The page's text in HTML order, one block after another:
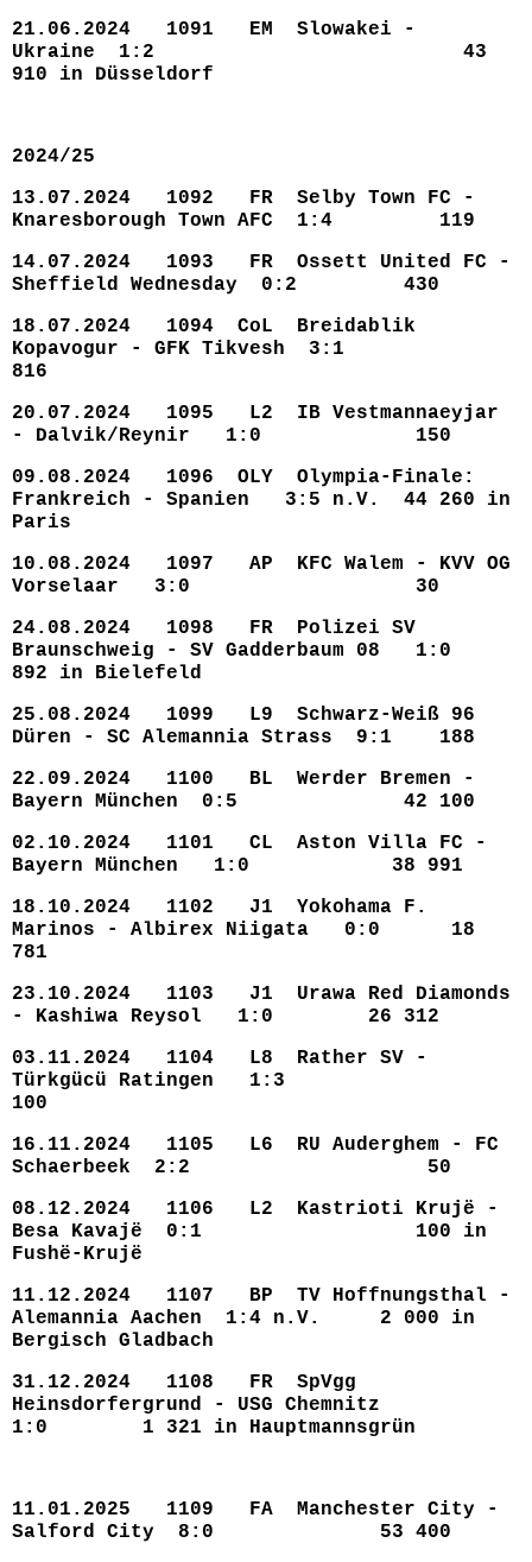
21.06.2024 1091 EM Slowakei -
Ukraine 1:2 43
910 in Düsseldorf
2024/25
13.07.2024 1092 FR Selby Town FC -
Knaresborough Town AFC 1:4 119
14.07.2024 1093 FR Ossett United FC -
Sheffield Wednesday 0:2 430
18.07.2024 1094 CoL Breidablik
Kopavogur - GFK Tikvesh 3:1
816
20.07.2024 1095 L2 IB Vestmannaeyjar
- Dalvik/Reynir 1:0 150
09.08.2024 1096 OLY Olympia-Finale:
Frankreich - Spanien 3:5 n.V. 44 260 in
Paris
10.08.2024 1097 AP KFC Walem - KVV OG
Vorselaar 3:0 30
24.08.2024 1098 FR Polizei SV
Braunschweig - SV Gadderbaum 08 1:0
892 in Bielefeld
25.08.2024 1099 L9 Schwarz-Weiß 96
Düren - SC Alemannia Strass 9:1 188
22.09.2024 1100 BL Werder Bremen -
Bayern München 0:5 42 100
02.10.2024 1101 CL Aston Villa FC -
Bayern München 1:0 38 991
18.10.2024 1102 J1 Yokohama F.
Marinos - Albirex Niigata 0:0 18
781
23.10.2024 1103 J1 Urawa Red Diamonds
- Kashiwa Reysol 1:0 26 312
03.11.2024 1104 L8 Rather SV -
Türkgücü Ratingen 1:3
100
16.11.2024 1105 L6 RU Auderghem - FC
Schaerbeek 2:2 50
08.12.2024 1106 L2 Kastrioti Krujë -
Besa Kavajë 0:1 100 in
Fushë-Krujë
11.12.2024 1107 BP TV Hoffnungsthal -
Alemannia Aachen 1:4 n.V. 2 000 in
Bergisch Gladbach
31.12.2024 1108 FR SpVgg
Heinsdorfergrund - USG Chemnitz
1:0 1 321 in Hauptmannsgrün
11.01.2025 1109 FA Manchester City -
Salford City 8:0 53 400